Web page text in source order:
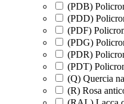
(PDB)
(PDD)
(PDF)
(PDG)
(PDR)
(PDT)
(Q) Quercia
(R) Rosa